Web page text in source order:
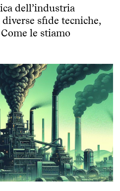
dell’industria
sfide tecniche,
le stiamo